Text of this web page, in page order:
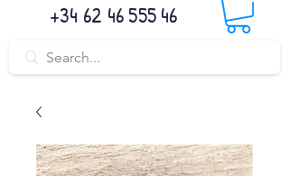
+34 62 46 555 46